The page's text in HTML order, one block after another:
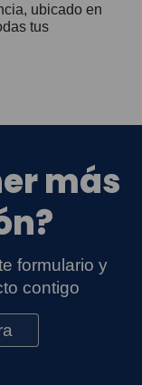
ubicado en
tus
más
formulario y
contigo